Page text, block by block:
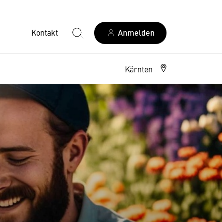
Kontakt Anmelden
Kärnten